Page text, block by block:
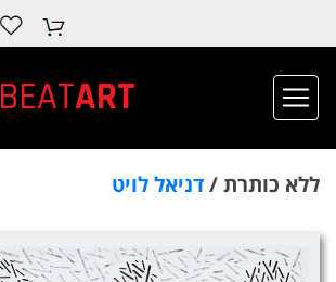
ART
BEAT
ללא כותרת /דניאל לויט